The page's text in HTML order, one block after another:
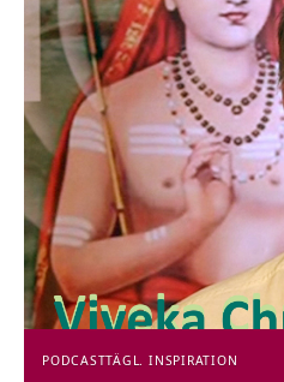
PODCASTTÄGL. INSPIRATION